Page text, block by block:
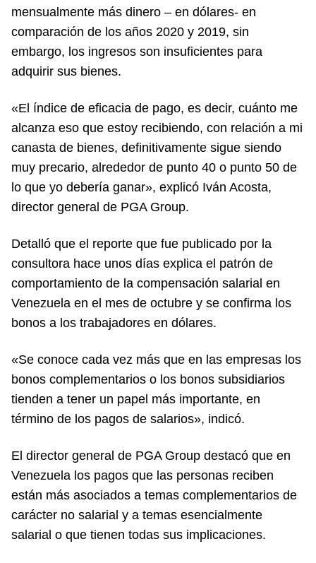
mensualmente más dinero – en dólares- en
comparación de los años 2020 y 2019, sin
embargo, los ingresos son insuficientes para
adquirir sus bienes.
«El índice de eficacia de pago, es decir, cuánto me
alcanza eso que estoy recibiendo, con relación a mi
canasta de bienes, definitivamente sigue siendo
muy precario, alrededor de punto 40 o punto 50 de
lo que yo debería ganar», explicó Iván Acosta,
director general de PGA Group.
Detalló que el reporte que fue publicado por la
consultora hace unos días explica el patrón de
comportamiento de la compensación salarial en
Venezuela en el mes de octubre y se confirma los
bonos a los trabajadores en dólares.
«Se conoce cada vez más que en las empresas los
bonos complementarios o los bonos subsidiarios
tienden a tener un papel más importante, en
término de los pagos de salarios», indicó.
El director general de PGA Group destacó que en
Venezuela los pagos que las personas reciben
están más asociados a temas complementarios de
carácter no salarial y a temas esencialmente
salarial o que tienen todas sus implicaciones.